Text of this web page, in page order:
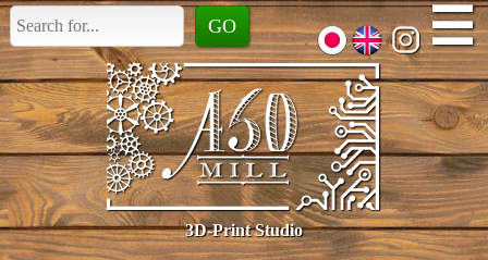
☰
3D-Print Studio